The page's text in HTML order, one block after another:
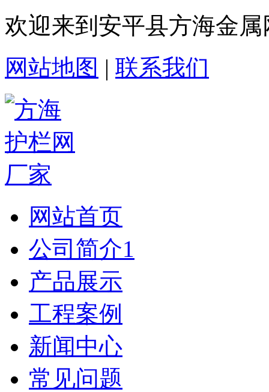
欢迎来到安平县方海金
网站地图 | 联系我们
网站首页
公司简介1
产品展示
工程案例
新闻中心
常见问题